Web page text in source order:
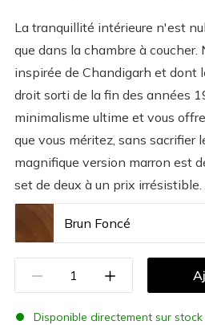
La tranquillité intérieure n'est
que dans la chambre à coucher.
inspirée de Chandigarh et dont
droit sorti de la fin des années
minimalisme ultime et vous
que vous méritez, sans sacrifier
magnifique version marron est
set de deux à un prix irrésistible.
Brun Foncé
Disponible directement sur stock